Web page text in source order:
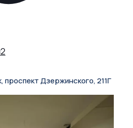
проспект Дзержинского, 211Г